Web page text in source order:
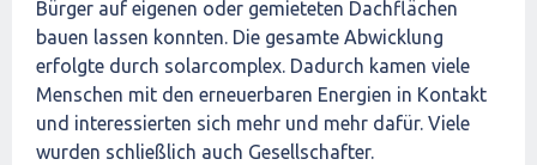
Bürger auf eigenen oder gemieteten Dachflächen
bauen lassen konnten. Die gesamte Abwicklung
erfolgte durch solarcomplex. Dadurch kamen viele
Menschen mit den erneuerbaren Energien in Kontakt
und interessierten sich mehr und mehr dafür. Viele
wurden schließlich auch Gesellschafter.